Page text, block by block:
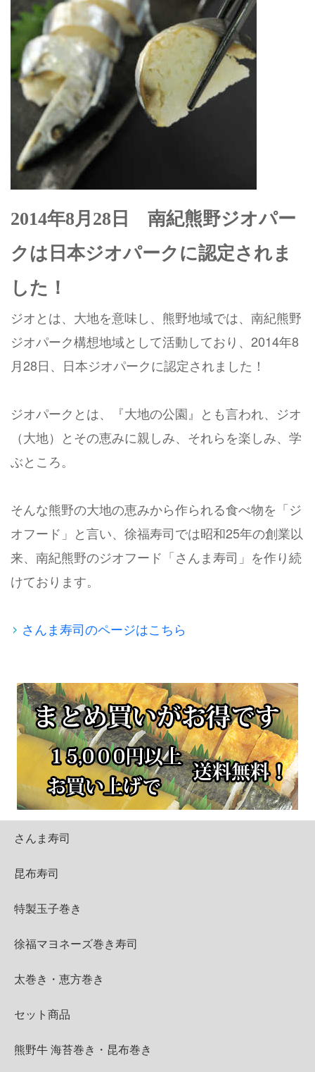
2014年8月28日 南紀熊野ジオパー
クは日本ジオパークに認定されま
した！
ジオとは、大地を意味し、熊野地域では、南紀熊野
ジオパーク構想地域として活動しており、2014年8
月28日、日本ジオパークに認定されました！
ジオパークとは、『大地の公園』とも言われ、ジオ
（大地）とその恵みに親しみ、それらを楽しみ、学
ぶところ。
そんな熊野の大地の恵みから作られる食べ物を「ジ
オフード」と言い、徐福寿司では昭和25年の創業以
来、南紀熊野のジオフード「さんま寿司」を作り続
けております。
さんま寿司のページはこちら
さんま寿司
昆布寿司
特製玉子巻き
徐福マヨネーズ巻き寿司
太巻き・恵方巻き
セット商品
熊野牛 海苔巻き・昆布巻き